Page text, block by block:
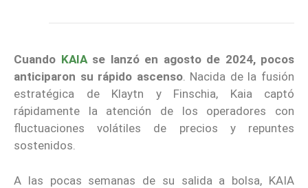
Cuando KAIAse lanzó en agosto de 2024, pocos
anticiparon su rápido ascenso. Nacida de la fusión
estratégica de Klaytn y Finschia, Kaia captó
rápidamente la atención de los operadores con
fluctuaciones volátiles de precios y repuntes
sostenidos.
A las pocas semanas de su salida a bolsa, KAIA